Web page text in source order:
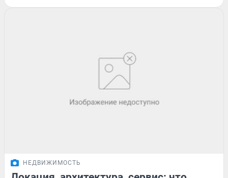
НЕДВИЖИМОСТЬ